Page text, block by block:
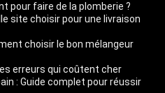
pour faire de la plomberie ?
site choisir pour une livraison
choisir le bon mélangeur
erreurs qui coûtent cher
: Guide complet pour réussir